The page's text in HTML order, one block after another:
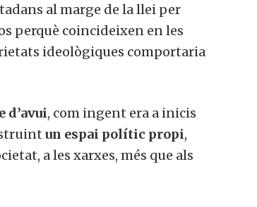
al marge de la llei per
perquè coincideixen en les
ideològiques comportaria
d’avui, com ingent era a inicis
un espai polític propi,
a les xarxes, més que als